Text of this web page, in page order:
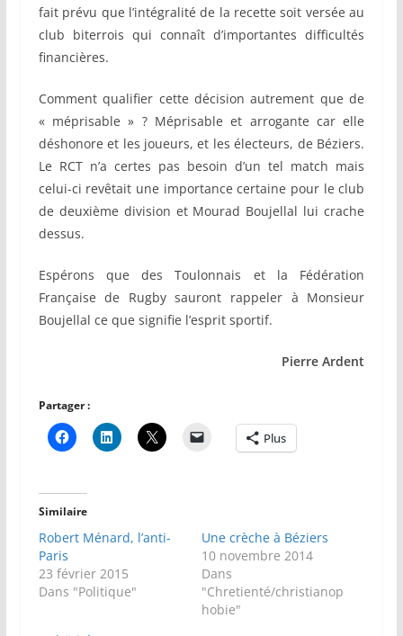
fait prévu que l’intégralité de la recette soit versée au
club biterrois qui connaît d’importantes difficultés
financières.
Comment qualifier cette décision autrement que de
« méprisable » ? Méprisable et arrogante car elle
déshonore et les joueurs, et les électeurs, de Béziers.
Le RCT n’a certes pas besoin d’un tel match mais
celui-ci revêtait une importance certaine pour le club
de deuxième division et Mourad Boujellal lui crache
dessus.
Espérons que des Toulonnais et la Fédération
Française de Rugby sauront rappeler à Monsieur
Boujellal ce que signifie l’esprit sportif.
Pierre Ardent
Partager :
Plus
Similaire
Robert Ménard, l’anti-
Paris
23 février 2015
Dans "Politique"
Une crèche à Béziers
10 novembre 2014
Dans
"Chretienté/christianop
hobie"